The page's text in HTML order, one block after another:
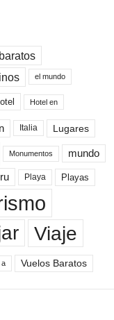
baratos
el mundo
Hotel en
Italia Lugares
Monumentos mundo
Playa Playas
Viaje
a Vuelos Baratos